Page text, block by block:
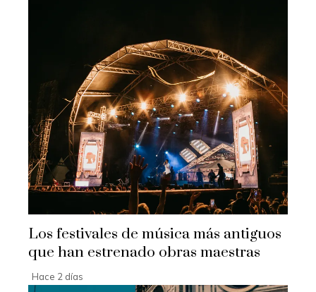
Los festivales de música más antiguos
que han estrenado obras maestras
Hace 2 días